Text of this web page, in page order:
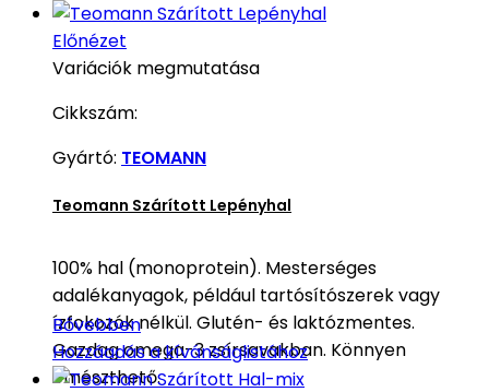
Előnézet
Variációk megmutatása
Cikkszám:
Gyártó: TEOMANN
Teomann Szárított Lepényhal
100% hal (monoprotein). Mesterséges
adalékanyagok, például tartósítószerek vagy
ízfokozók nélkül. Glutén- és laktózmentes.
Gazdag omega-3 zsírsavakban. Könnyen
emészthető.
Bővebben
Hozzáadás a kívánságlistához